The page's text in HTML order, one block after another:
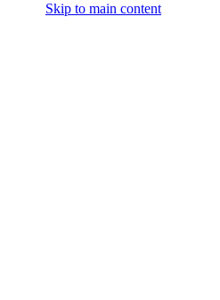
Skip to main content